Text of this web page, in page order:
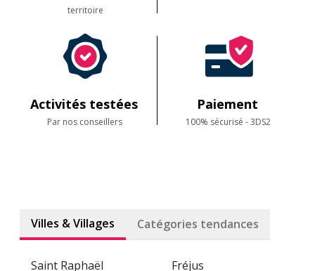
territoire
Activités testées
Par nos conseillers
Paiement
100% sécurisé - 3DS2
Villes & Villages Catégories tendances
Saint Raphaël Fréjus